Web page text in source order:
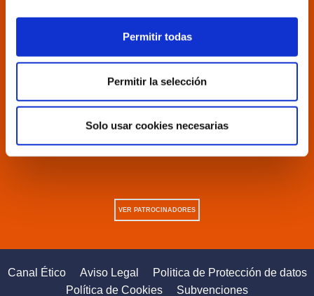
Permitir todas
Permitir la selección
Solo usar cookies necesarias
VER PATROCINADORES
Canal Ético Aviso Legal
Politica de Protección de datos
Política de Cookies
Subvenciones